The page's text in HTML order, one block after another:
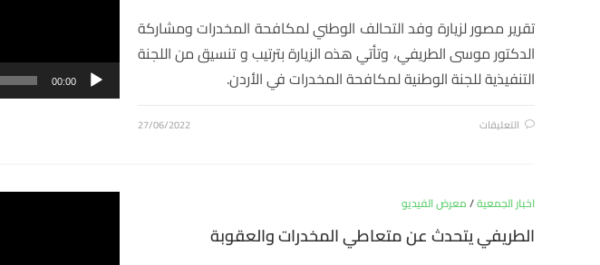
تقرير مصور لزيارة وفد التحالف الوطني لمكافحة المخدرات ومشاركة
الدكتور موسى الطريفي، وتأتي هذه الزيارة بترتيب و تنسيق من اللجنة
التنفيذية للجنة الوطنية لمكافحة المخدرات في الأردن.
التعليقات 27/06/2022
00:00
اخبار الجمعية/معرض الفيديو
الطريفي يتحدث عن متعاطي المخدرات والعقوبة